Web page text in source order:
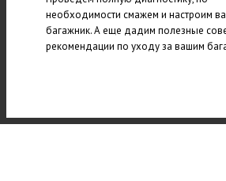
необходимости смажем и настроим
багажник. А еще дадим полезные
рекомендации по уходу за вашим